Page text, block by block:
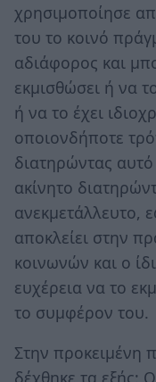
χρησιμοποίησε
του το κοινό
αδιάφορος και
εκμισθώσει ή να
ή να το έχει
οποιονδήποτε
διατηρώντας
ακίνητο
ανεκμετάλλευτο,
αποκλείει στην
κοινωνών και ο
ευχέρεια να το
το συμφέρον του.
Στην προκειμένη
δέχθηκε τα εξής: